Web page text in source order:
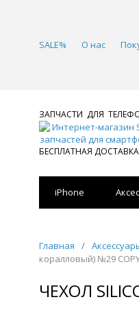
SALE% О нас
ЗАПЧАСТИ ДЛЯ
БЕСПЛАТНАЯ
iPhone
Главная /
коралловый) №29
ЧЕХОЛ